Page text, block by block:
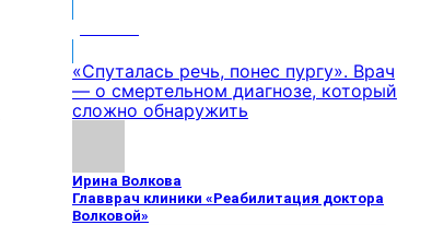
«Спуталась речь, понес пургу». Врач
— о смертельном диагнозе, который
сложно обнаружить
Ирина Волкова
Главврач клиники «Реабилитация доктора
Волковой»